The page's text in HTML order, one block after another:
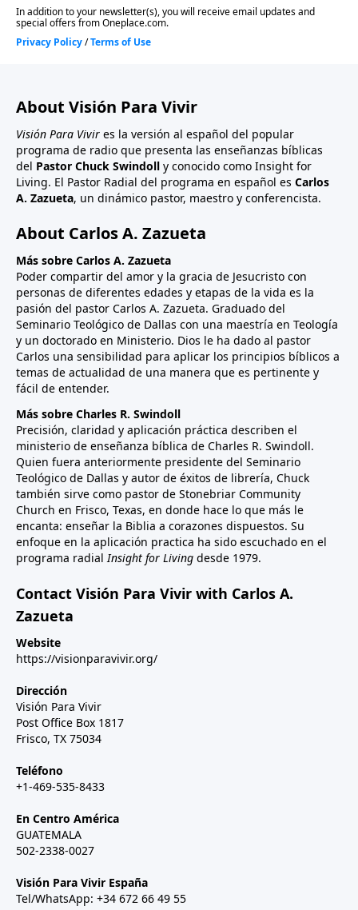
About Visión Para Vivir
Visión Para Vivir es la versión al español del popular
programa de radio que presenta las enseñanzas bíblicas
del Pastor Chuck Swindoll y conocido como Insight for
Living. El Pastor Radial del programa en español es Carlos
A. Zazueta, un dinámico pastor, maestro y conferencista.
About Carlos A. Zazueta
Más sobre Carlos A. Zazueta
Poder compartir del amor y la gracia de Jesucristo con
personas de diferentes edades y etapas de la vida es la
pasión del pastor Carlos A. Zazueta. Graduado del
Seminario Teológico de Dallas con una maestría en Teología
y un doctorado en Ministerio. Dios le ha dado al pastor
Carlos una sensibilidad para aplicar los principios bíblicos a
temas de actualidad de una manera que es pertinente y
fácil de entender.
Más sobre Charles R. Swindoll
Precisión, claridad y aplicación práctica describen el
ministerio de enseñanza bíblica de Charles R. Swindoll.
Quien fuera anteriormente presidente del Seminario
Teológico de Dallas y autor de éxitos de librería, Chuck
también sirve como pastor de Stonebriar Community
Church en Frisco, Texas, en donde hace lo que más le
encanta: enseñar la Biblia a corazones dispuestos. Su
enfoque en la aplicación practica ha sido escuchado en el
programa radialInsight for Living desde 1979.
Contact Visión Para Vivir with Carlos A.
Zazueta
Website
https://visionparavivir.org/
Dirección
Visión Para Vivir
Post Office Box 1817
Frisco, TX 75034
Teléfono
+1-469-535-8433
En Centro América
GUATEMALA
502-2338-0027
Visión Para Vivir España
Tel/WhatsApp: +34 672 66 49 55